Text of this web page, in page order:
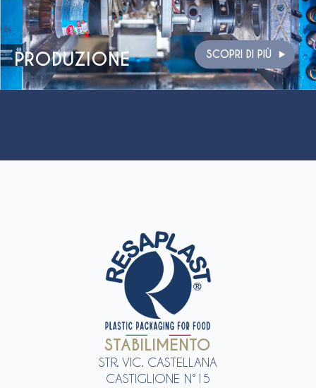
PRODUZIONE SCOPRI DI PIÙ
STABILIMENTO
STR. VIC. CASTELLANA
CASTIGLIONE N°15